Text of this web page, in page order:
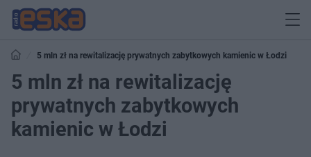
5 mln zł na rewitalizację prywatnych zabytkowych kamienic w Łodzi
5 mln zł na rewitalizację
prywatnych zabytkowych
kamienic w Łodzi